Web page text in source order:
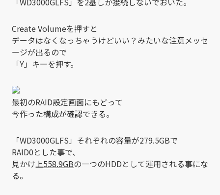
Create Volumeを押すと
データはなくなっちゃうけどいい？みたいな注意メッセ
ージが出るので
「Y」キーを押す。
最初のRAID設定画面にもどって
今作った構成が確認できる。
「WD3000GLFS」それぞれの容量が279.5GBで
RAID0とした事で、
見かけ上558.9GBの一つのHDDとして運用される事にな
る。